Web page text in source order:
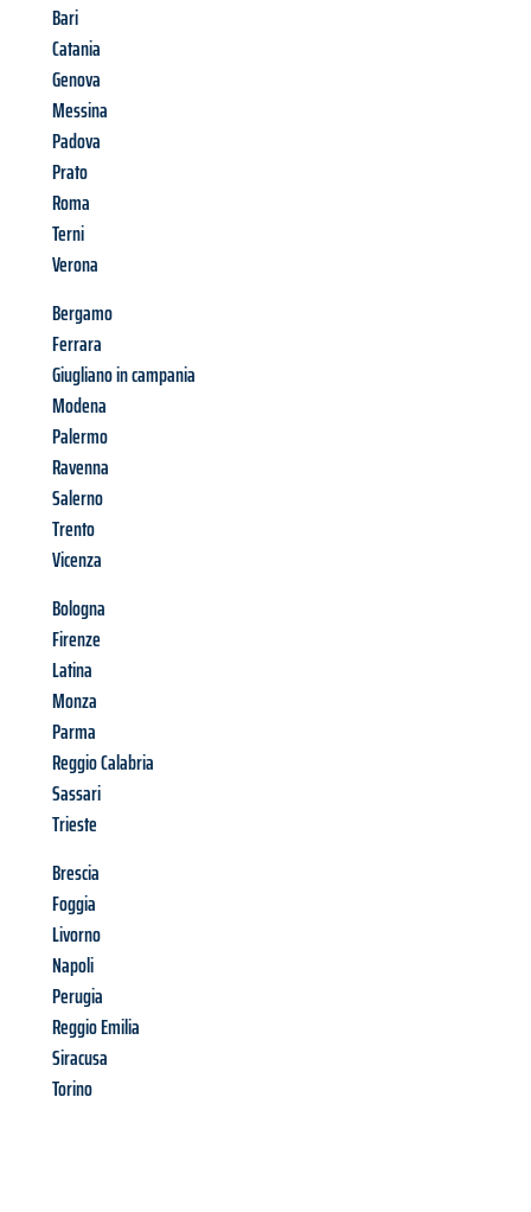
Bari
Catania
Genova
Messina
Padova
Prato
Roma
Terni
Verona
Bergamo
Ferrara
Giugliano in campania
Modena
Palermo
Ravenna
Salerno
Trento
Vicenza
Bologna
Firenze
Latina
Monza
Parma
Reggio Calabria
Sassari
Trieste
Brescia
Foggia
Livorno
Napoli
Perugia
Reggio Emilia
Siracusa
Torino